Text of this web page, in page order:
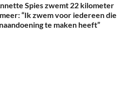
Spies zwemt 22 kilometer
“Ik zwem voor iedereen die
te maken heeft”